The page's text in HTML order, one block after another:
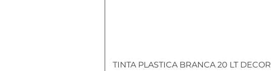
TINTA PLASTICA BRANCA 20 LT DECOR